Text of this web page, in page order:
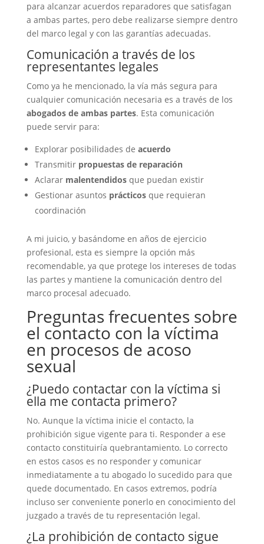
para alcanzar acuerdos reparadores que satisfagan
a ambas partes, pero debe realizarse siempre dentro
del marco legal y con las garantías adecuadas.
Comunicación a través de los
representantes legales
Como ya he mencionado, la vía más segura para
cualquier comunicación necesaria es a través de los
abogados de ambas partes. Esta comunicación
puede servir para:
Explorar posibilidades de acuerdo
Transmitir propuestas de reparación
Aclarar malentendidosque puedan existir
Gestionar asuntos prácticosque requieran
coordinación
A mi juicio, y basándome en años de ejercicio
profesional, esta es siempre la opción más
recomendable, ya que protege los intereses de todas
las partes y mantiene la comunicación dentro del
marco procesal adecuado.
Preguntas frecuentes sobre
el contacto con la víctima
en procesos de acoso
sexual
¿Puedo contactar con la víctima si
ella me contacta primero?
No. Aunque la víctima inicie el contacto, la
prohibición sigue vigente para ti. Responder a ese
contacto constituiría quebrantamiento. Lo correcto
en estos casos es no responder y comunicar
inmediatamente a tu abogado lo sucedido para que
quede documentado. En casos extremos, podría
incluso ser conveniente ponerlo en conocimiento del
juzgado a través de tu representación legal.
¿La prohibición de contacto sigue